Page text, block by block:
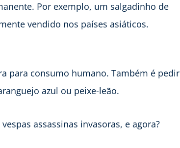
Por exemplo, um salgadinho de
vendido nos países asiáticos.
para consumo humano. Também é pedir
azul ou peixe-leão.
assassinas invasoras, e agora?